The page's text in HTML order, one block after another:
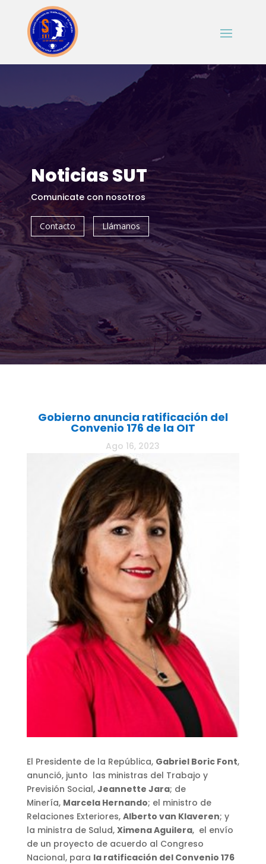
Noticias SUT
Comunicate con nosotros
Contacto Llámanos
Gobierno anuncia ratificación del
Convenio 176 de la OIT
Ago 16, 2023
El Presidente de la República, Gabriel Boric Font,
anunció, junto las ministras del Trabajo y
Previsión Social, Jeannette Jara; de
Minería, Marcela Hernando; el ministro de
Relaciones Exteriores, Alberto van Klaveren; y
la ministra de Salud, Ximena Aguilera, el envío
de un proyecto de acuerdo al Congreso
Nacional, para la ratificación del Convenio 176